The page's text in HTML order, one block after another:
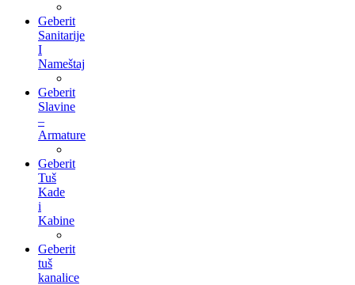
Geberit
Sanitarije
I
Nameštaj
Geberit
Slavine
–
Armature
Geberit
Tuš
Kade
i
Kabine
Geberit
tuš
kanalice